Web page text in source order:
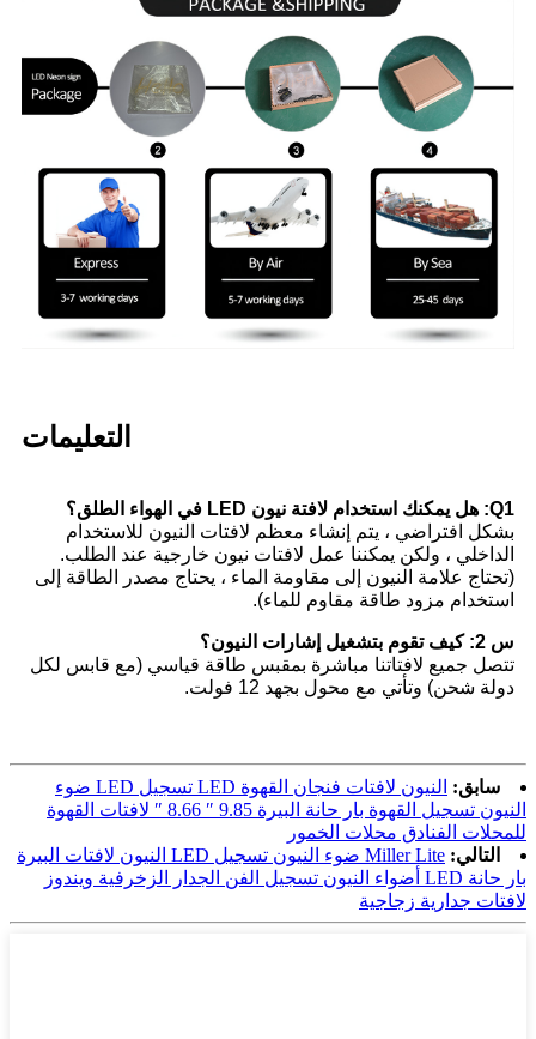
التعليمات
Q1: هل يمكنك استخدام لافتة نيون LED في الهواء الطلق؟
بشكل افتراضي ، يتم إنشاء معظم لافتات النيون للاستخدام
الداخلي ، ولكن يمكننا عمل لافتات نيون خارجية عند الطلب.
(تحتاج علامة النيون إلى مقاومة الماء ، يحتاج مصدر الطاقة إلى
استخدام مزود طاقة مقاوم للماء).
س 2: كيف تقوم بتشغيل إشارات النيون؟
تتصل جميع لافتاتنا مباشرة بمقبس طاقة قياسي (مع قابس لكل
دولة شحن) وتأتي مع محول بجهد 12 فولت.
سابق:
النيون لافتات فنجان القهوة LED تسجيل LED ضوء
النيون تسجيل القهوة بار حانة البيرة 9.85 ″ 8.66 ″ لافتات القهوة
للمحلات الفنادق محلات الخمور
التالي:
Miller Lite ضوء النيون تسجيل LED النيون لافتات البيرة
بار حانة LED أضواء النيون تسجيل الفن الجدار الزخرفية ويندوز
لافتات جدارية زجاجية